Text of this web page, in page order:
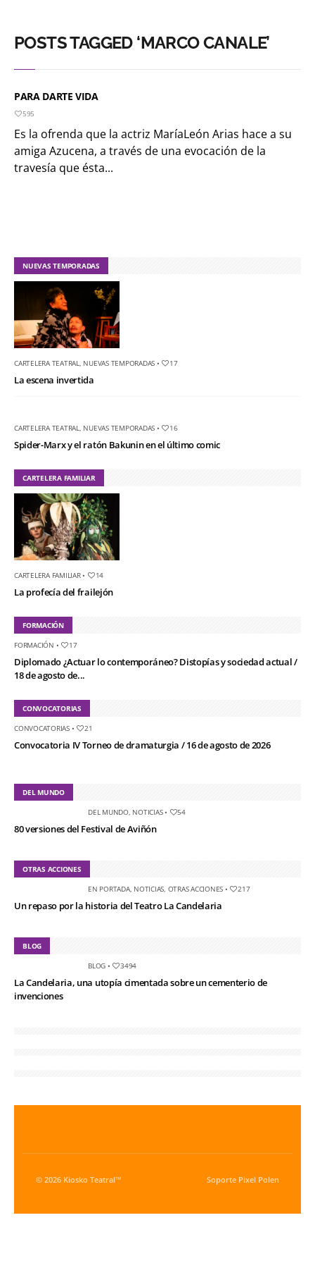
POSTS TAGGED ‘MARCO CANALE’
PARA DARTE VIDA
595
Es la ofrenda que la actriz MaríaLeón Arias hace a su
amiga Azucena, a través de una evocación de la
travesía que ésta...
NUEVAS TEMPORADAS
CARTELERA TEATRAL NUEVAS TEMPORADAS • 17
La escena invertida
CARTELERA TEATRAL NUEVAS TEMPORADAS • 16
Spider-Marx y el ratón Bakunin en el último comic
CARTELERA FAMILIAR
CARTELERA FAMILIAR• 14
La profecía del frailejón
FORMACIÓN
FORMACIÓN • 17
Diplomado ¿Actuar lo contemporáneo? Distopías y sociedad actual /
18 de agosto de...
CONVOCATORIAS
CONVOCATORIAS• 21
Convocatoria IV Torneo de dramaturgia / 16 de agosto de 2026
DEL MUNDO
DEL MUNDO, NOTICIAS• 54
80 versiones del Festival de Aviñón
OTRAS ACCIONES
EN PORTADA, NOTICIAS OTRAS ACCIONES • 217
Un repaso por la historia del Teatro La Candelaria
BLOG
BLOG • 3494
La Candelaria, una utopía cimentada sobre un cementerio de
invenciones
© 2026 Kiosko Teatral™ Soporte Pixel Polen